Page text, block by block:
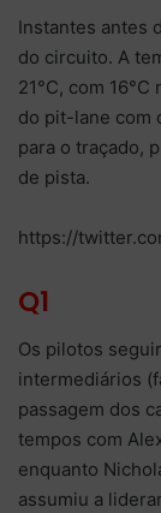
Instantes antes
do circuito. A
21°C, com
do pit-lane com
para o traçado,
de pista.
https://
Q1
Os pilotos
intermediários
passagem dos
tempos com
enquanto
assumiu a